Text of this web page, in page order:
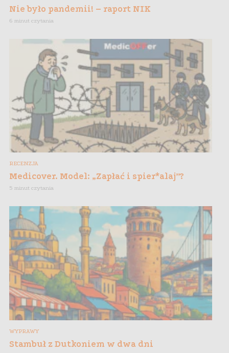
Nie było pandemii! – raport NIK
6 minut czytania
RECENZJA
Medicover. Model: „Zapłać i spier*alaj”?
5 minut czytania
WYPRAWY
Stambuł z Dutkoniem w dwa dni